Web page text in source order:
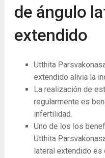
de ángulo
extendido
Utthita
extendido alivia la
La ​​realización de
regularmente es
infertilidad.
Uno de los los
Utthita
lateral extendido es